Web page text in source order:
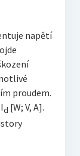
napětí
proudem.
d [W; V, A].